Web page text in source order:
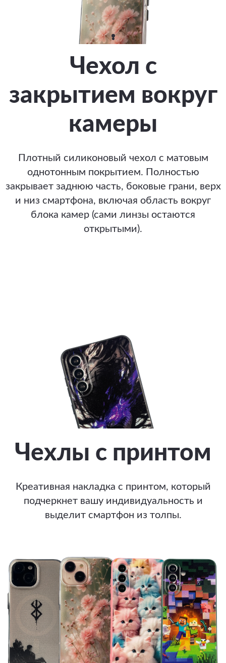
Чехол с
закрытием вокруг
камеры
Плотный силиконовый чехол с матовым
однотонным покрытием. Полностью
закрывает заднюю часть, боковые грани, верх
и низ смартфона, включая область вокруг
блока камер (сами линзы остаются
открытыми).
Чехлы с принтом
Креативная накладка с принтом, который
подчеркнет вашу индивидуальность и
выделит смартфон из толпы.